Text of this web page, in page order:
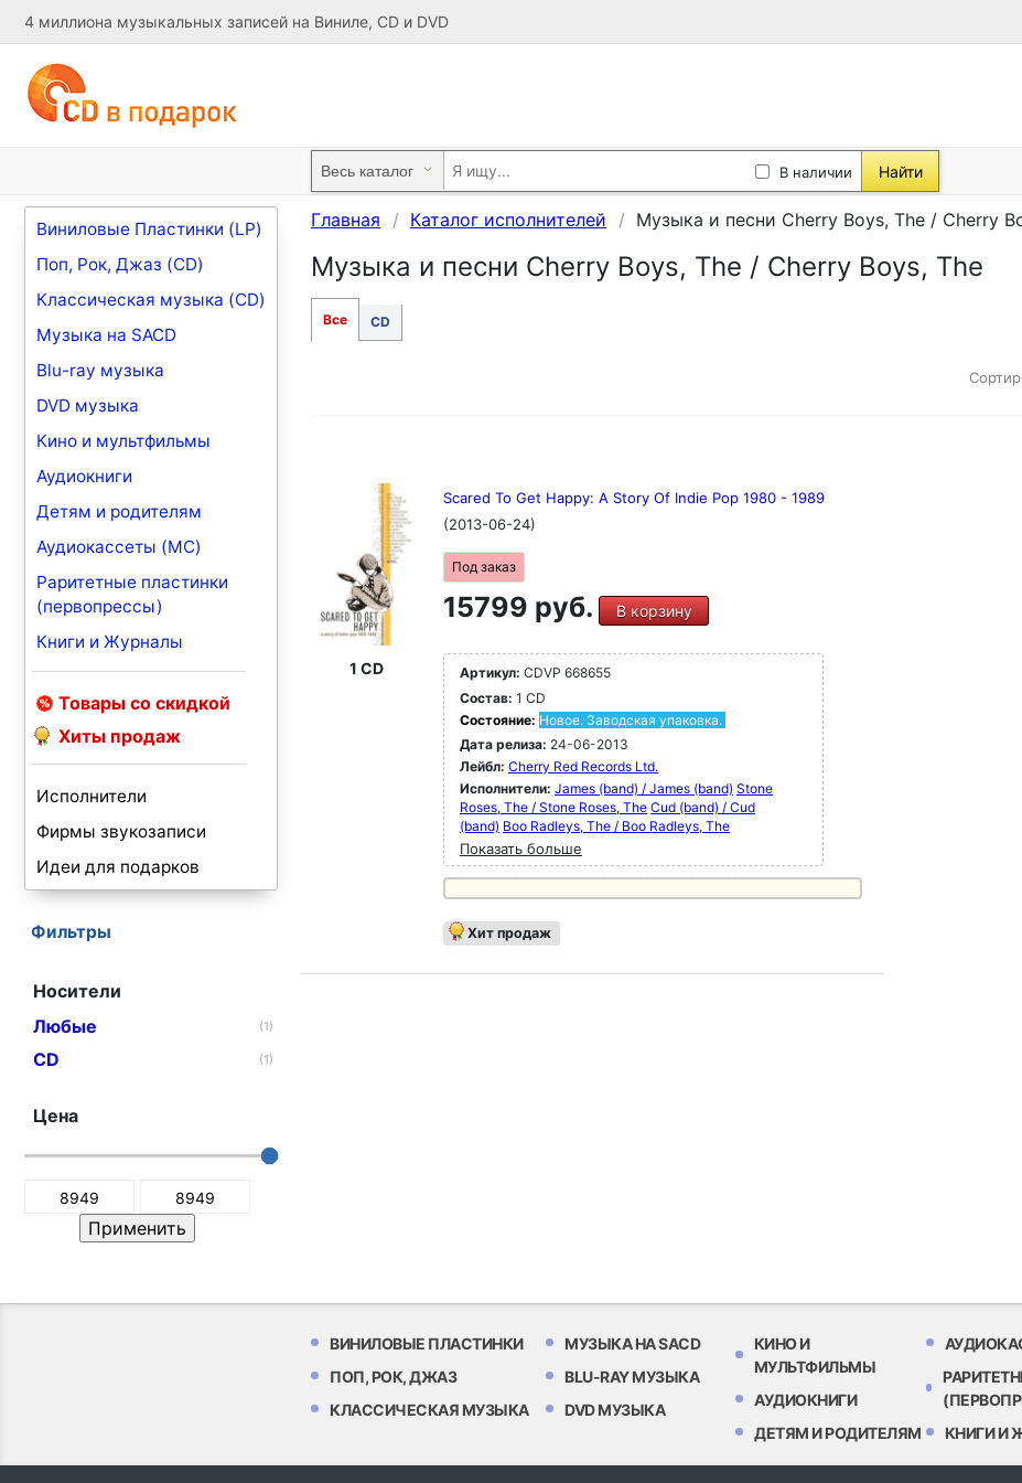
4 миллиона музыкальных записей на Виниле, CD и DVD
В наличии Найти
Виниловые Пластинки (LP)
Поп, Рок, Джаз (CD)
Классическая музыка (CD)
Музыка на SACD
Blu-ray музыка
DVD музыка
Кино и мультфильмы
Аудиокниги
Детям и родителям
Аудиокассеты (MC)
Раритетные пластинки
(первопрессы)
Книги и Журналы
Товары со скидкой
Хиты продаж
Исполнители
Фирмы звукозаписи
Идеи для подарков
Фильтры
Носители
Любые
(1)
CD (1)
Цена
Главная Каталог исполнителей Музыка и песни Cherry Boys, The / Cherry
Музыка и песни Cherry Boys, The / Cherry Boys, The
Все CD
1 CD
Scared To Get Happy: A Story Of Indie Pop 1980 - 1989
(2013-06-24)
Под заказ
15799 руб. В корзину
Артикул: CDVP 668655
Состав: 1 CD
Состояние: Новое. Заводская упаковка.
Дата релиза: 24-06-2013
Лейбл: Cherry Red Records Ltd.
Исполнители: James (band) / James (band) Stone
Roses, The / Stone Roses, The Cud (band) / Cud
(band) Boo Radleys, The / Boo Radleys, The
Показать больше
Хит продаж
ВИНИЛОВЫЕ ПЛАСТИНКИ
ПОП, РОК, ДЖАЗ
КЛАССИЧЕСКАЯ МУЗЫКА
МУЗЫКА НА SACD
BLU-RAY МУЗЫКА
DVD МУЗЫКА
КИНО И
МУЛЬТФИЛЬМЫ
АУДИОКНИГИ
ДЕТЯМ И РОДИТЕЛЯМ
КНИГИ И